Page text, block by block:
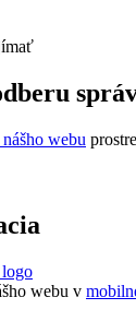
webu
webu v